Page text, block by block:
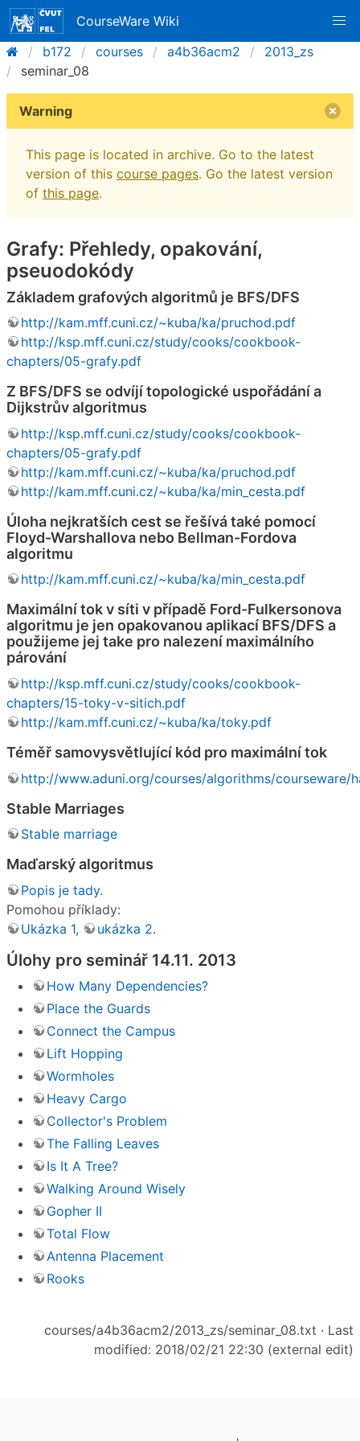
CourseWare Wiki
b172
courses a4b36acm2
2013_zs
seminar_08
Warning
This page is located in archive. Go to the latest
version of this course pages. Go the latest version
of this page.
Grafy: Přehledy, opakování,
pseuodokódy
Základem grafových algoritmů je BFS/DFS
http://kam.mff.cuni.cz/~kuba/ka/pruchod.pdf
http://ksp.mff.cuni.cz/study/cooks/cookbook-
chapters/05-grafy.pdf
Z BFS/DFS se odvíjí topologické uspořádání a
Dijkstrův algoritmus
http://ksp.mff.cuni.cz/study/cooks/cookbook-
chapters/05-grafy.pdf
http://kam.mff.cuni.cz/~kuba/ka/pruchod.pdf
http://kam.mff.cuni.cz/~kuba/ka/min_cesta.pdf
Úloha nejkratších cest se řešívá také pomocí
Floyd-Warshallova nebo Bellman-Fordova
algoritmu
http://kam.mff.cuni.cz/~kuba/ka/min_cesta.pdf
Maximální tok v síti v případě Ford-Fulkersonova
algoritmu je jen opakovanou aplikací BFS/DFS a
použijeme jej take pro nalezení maximálního
párování
http://ksp.mff.cuni.cz/study/cooks/cookbook-
chapters/15-toky-v-sitich.pdf
http://kam.mff.cuni.cz/~kuba/ka/toky.pdf
Téměř samovysvětlující kód pro maximální tok
http://www.aduni.org/courses/algorithms/courseware/
Stable Marriages
Stable marriage
Maďarský algoritmus
Popis je tady.
Pomohou příklady:
Ukázka 1, ukázka 2.
Úlohy pro seminář 14.11. 2013
How Many Dependencies?
Place the Guards
Connect the Campus
Lift Hopping
Wormholes
Heavy Cargo
Collector's Problem
The Falling Leaves
Is It A Tree?
Walking Around Wisely
Gopher II
Total Flow
Antenna Placement
Rooks
courses/a4b36acm2/2013_zs/seminar_08.txt · Last
modified: 2018/02/21 22:30 (external edit)